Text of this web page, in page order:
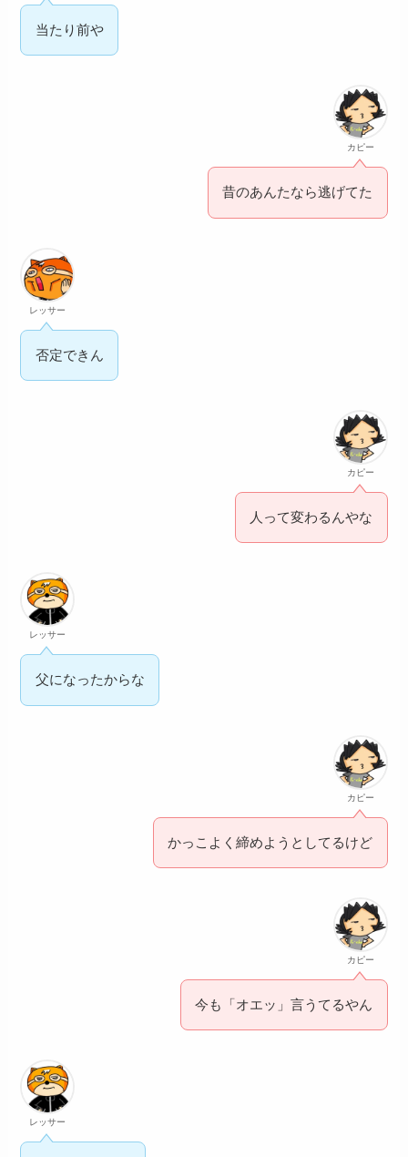
当たり前や
カピー
昔のあんたなら逃げてた
レッサー
否定できん
カピー
人って変わるんやな
レッサー
父になったからな
カピー
かっこよく締めようとしてるけど
カピー
今も「オエッ」言うてるやん
レッサー